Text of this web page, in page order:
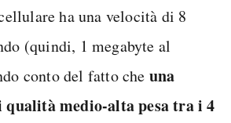
ha una velocità di 8
(quindi, 1 megabyte al
conto del fatto che una
medio-alta pesa tra i 4